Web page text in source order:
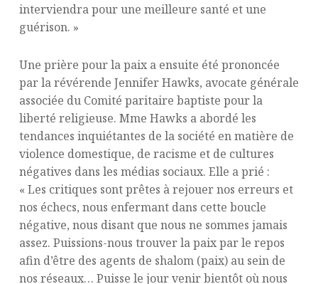
interviendra pour une meilleure santé et une
guérison. »
Une prière pour la paix a ensuite été prononcée
par la révérende Jennifer Hawks, avocate générale
associée du Comité paritaire baptiste pour la
liberté religieuse. Mme Hawks a abordé les
tendances inquiétantes de la société en matière de
violence domestique, de racisme et de cultures
négatives dans les médias sociaux. Elle a prié :
« Les critiques sont prêtes à rejouer nos erreurs et
nos échecs, nous enfermant dans cette boucle
négative, nous disant que nous ne sommes jamais
assez. Puissions-nous trouver la paix par le repos
afin d’être des agents de shalom (paix) au sein de
nos réseaux… Puisse le jour venir bientôt où nous